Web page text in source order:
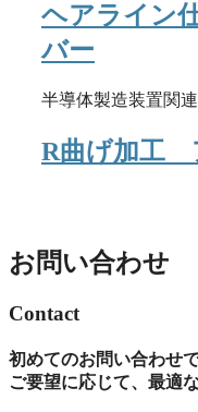
ヘアライン
バー
半導体製造装置関連
R曲げ加工
お問い合わせ
Contact
初めてのお問い合わせ
ご要望に応じて、最適